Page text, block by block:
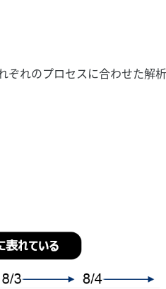
れのプロセスに合わせた解